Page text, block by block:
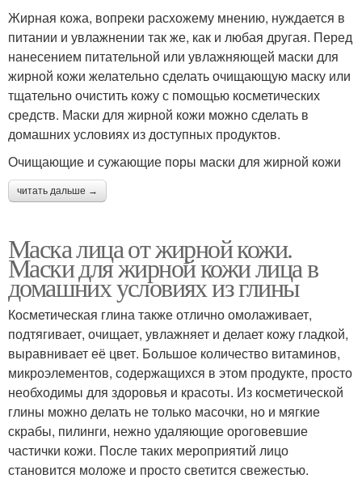
Жирная кожа, вопреки расхожему мнению, нуждается в
питании и увлажнении так же, как и любая другая. Перед
нанесением питательной или увлажняющей маски для
жирной кожи желательно сделать очищающую маску или
тщательно очистить кожу с помощью косметических
средств. Маски для жирной кожи можно сделать в
домашних условиях из доступных продуктов.
Очищающие и сужающие поры маски для жирной кожи
читать дальше →
Маска лица от жирной кожи.
Маски для жирной кожи лица в
домашних условиях из глины
Косметическая глина также отлично омолаживает,
подтягивает, очищает, увлажняет и делает кожу гладкой,
выравнивает её цвет. Большое количество витаминов,
микроэлементов, содержащихся в этом продукте, просто
необходимы для здоровья и красоты. Из косметической
глины можно делать не только масочки, но и мягкие
скрабы, пилинги, нежно удаляющие ороговевшие
частички кожи. После таких мероприятий лицо
становится моложе и просто светится свежестью.